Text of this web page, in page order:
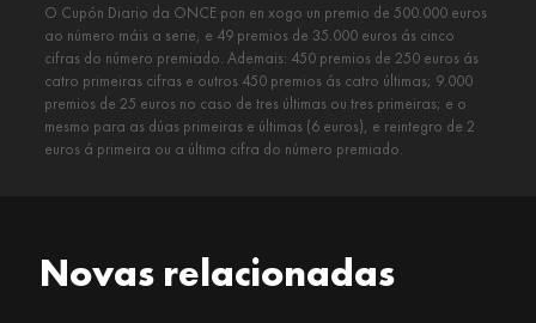
O Cupón Diario da ONCE pon en xogo un premio de 500.000 euros
ao número máis a serie, e 49 premios de 35.000 euros ás cinco
cifras do número premiado. Ademais: 450 premios de 250 euros ás
catro primeiras cifras e outros 450 premios ás catro últimas; 9.000
premios de 25 euros no caso de tres últimas ou tres primeiras; e o
mesmo para as dúas primeiras e últimas (6 euros), e reintegro de 2
euros á primeira ou a última cifra do número premiado.
Novas relacionadas